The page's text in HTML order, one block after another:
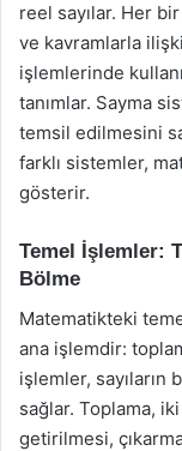
reel sayılar. Her
ve kavramlarla
işlemlerinde
tanımlar. Sayma
temsil edilmesini
farklı sistemler,
gösterir.
Temel İşlemler:
Bölme
Matematikteki
ana işlemdir:
işlemler, sayıların
sağlar. Toplama,
getirilmesi,